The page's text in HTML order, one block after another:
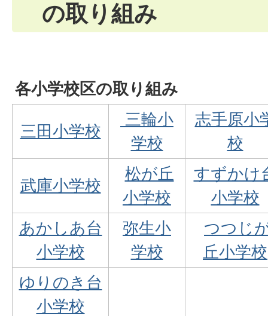
の取り組み
各小学校区の取り組み
三田小学校
三輪小
学校
志手原小
校
武庫小学校
松が丘
小学校
すずかけ
小学校
あかしあ台
小学校
弥生小
学校
つつじ
丘小学校
ゆりのき台
小学校